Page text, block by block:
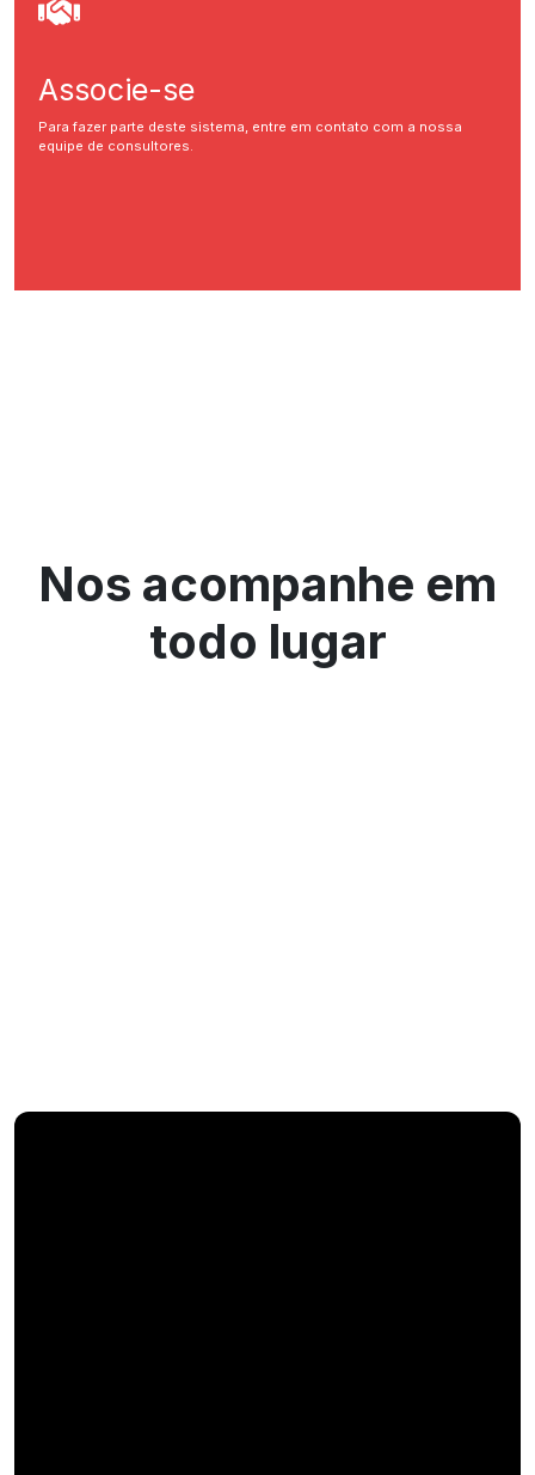
Associe-se
Para fazer parte deste sistema, entre em contato com a nossa
equipe de consultores.
Nos acompanhe em
todo lugar